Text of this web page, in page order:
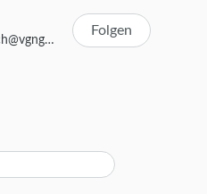
@bauhausmensch@vgngth.de
Folgen